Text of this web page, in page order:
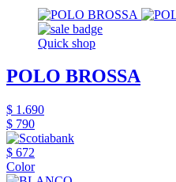
Quick shop
POLO BROSSA
$ 1.690
$ 790
$ 672
Color